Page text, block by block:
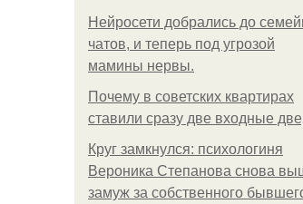
Нейросети добрались до
чатов, и теперь под угрозой
мамины нервы.
Почему в советских квартирах
ставили сразу две входные
Круг замкнулся: психологиня
Вероника Степанова снова
замуж за собственного